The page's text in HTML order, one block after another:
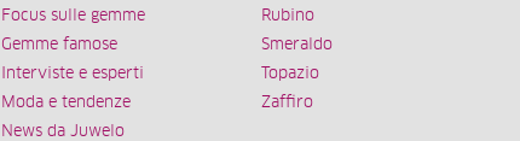
Focus sulle gemme
Gemme famose
Interviste e esperti
Moda e tendenze
News da Juwelo
Rubino
Smeraldo
Topazio
Zaffiro